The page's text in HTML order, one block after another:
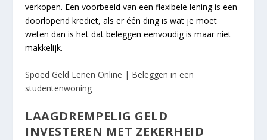
verkopen. Een voorbeeld van een flexibele lening is een
doorlopend krediet, als er één ding is wat je moet
weten dan is het dat beleggen eenvoudig is maar niet
makkelijk.
Spoed Geld Lenen Online | Beleggen in een
studentenwoning
LAAGDREMPELIG GELD
INVESTEREN MET ZEKERHEID